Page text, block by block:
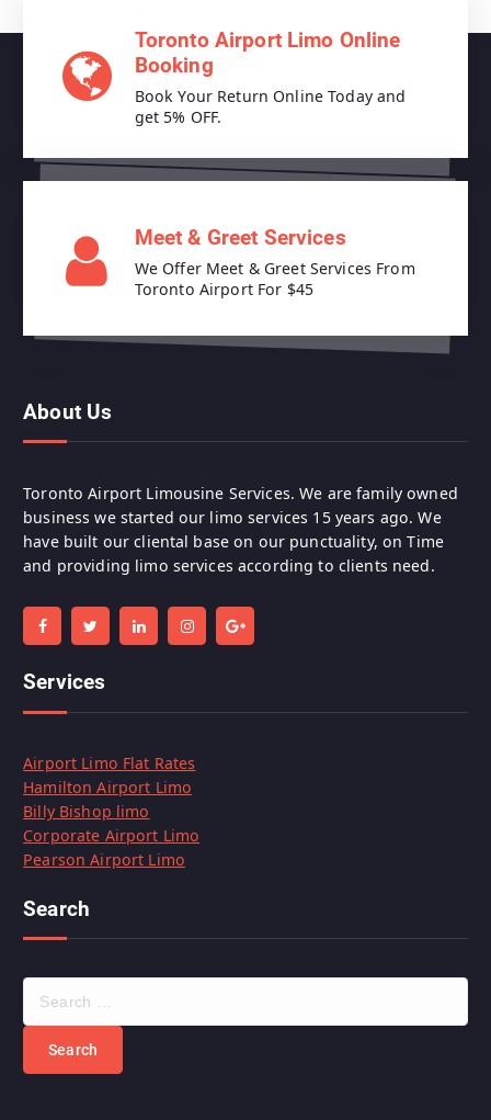
Toronto Airport Limo Online
Booking
Book Your Return Online Today and
get 5% OFF.
Meet & Greet Services
We Offer Meet & Greet Services From
Toronto Airport For $45
About Us
Toronto Airport Limousine Services. We are family owned
business we started our limo services 15 years ago. We
have built our cliental base on our punctuality, on Time
and providing limo services according to clients need.
Services
Airport Limo Flat Rates
Hamilton Airport Limo
Billy Bishop limo
Corporate Airport Limo
Pearson Airport Limo
Search
S
a